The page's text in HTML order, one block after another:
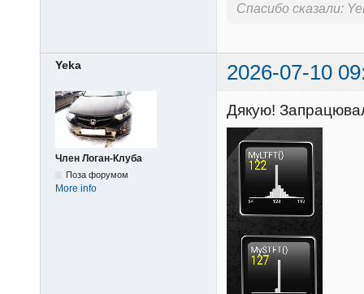
Спасибо сказали:
Yeka 2026-07-10
Член Логан-Клуба
Поза форумом
More info
Дякую!